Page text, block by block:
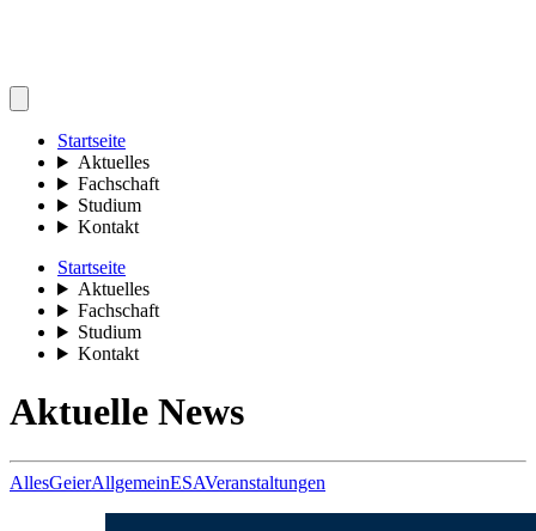
Startseite
Aktuelles
Fachschaft
Studium
Kontakt
Startseite
Aktuelles
Fachschaft
Studium
Kontakt
Aktuelle News
AllesGeierAllgemeinESAVeranstaltungen